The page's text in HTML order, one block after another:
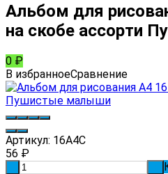
Альбом для
на скобе ассорти
0 ₽
В избранноеСравнение
Артикул: 16А4C
56 ₽